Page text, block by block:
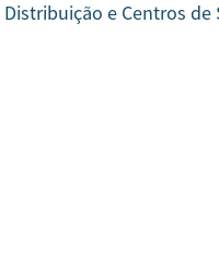
Distribuição e Centros de